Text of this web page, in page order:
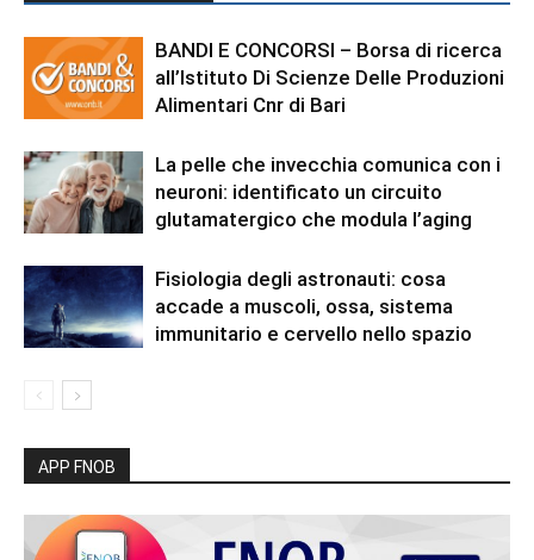
BANDI E CONCORSI – Borsa di ricerca
all’Istituto Di Scienze Delle Produzioni
Alimentari Cnr di Bari
La pelle che invecchia comunica con i
neuroni: identificato un circuito
glutamatergico che modula l’aging
Fisiologia degli astronauti: cosa
accade a muscoli, ossa, sistema
immunitario e cervello nello spazio
APP FNOB